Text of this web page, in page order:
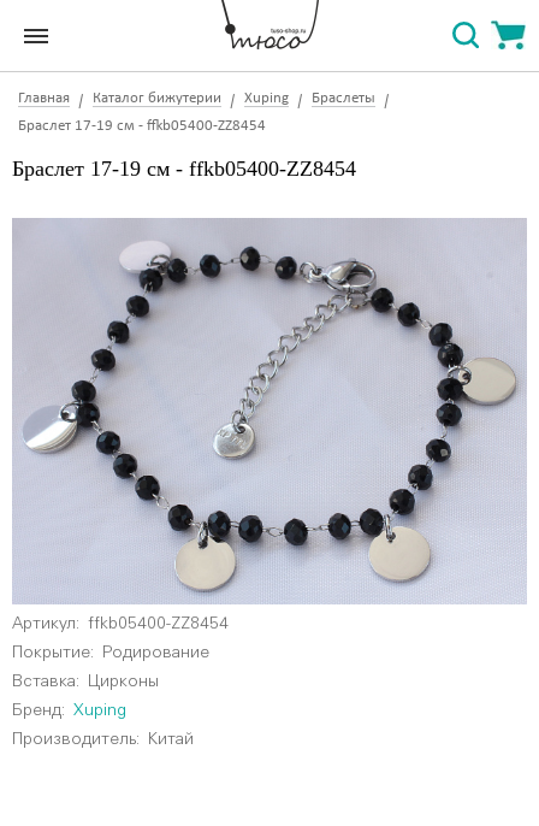
Главная Каталог бижутерии Xuping
Браслеты
Браслет 17-19 см - ffkb05400-ZZ8454
Браслет 17-19 см - ffkb05400-ZZ8454
Артикул:
ffkb05400-ZZ8454
Покрытие: Родирование
Вставка: Цирконы
Бренд:
Xuping
Производитель: Китай